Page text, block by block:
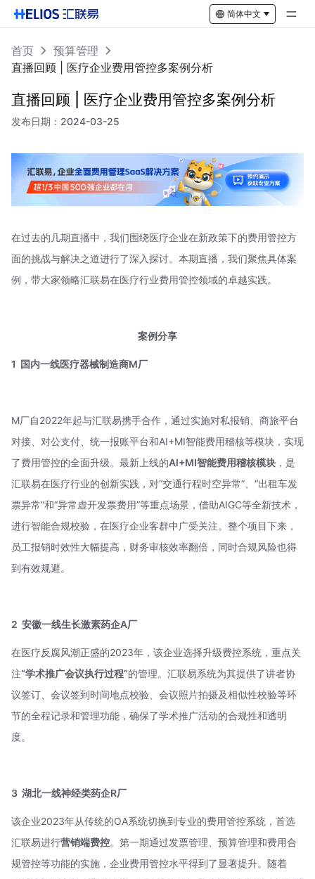
简体中文
首页
预算管理
直播回顾 | 医疗企业费用管控多案例分析
直播回顾 | 医疗企业费用管控多案例分析
发布日期： 2024-03-25
在过去的几期直播中，我们围绕医疗企业在新政策下的费用管控方
面的挑战与解决之道进行了深入探讨。本期直播，我们聚焦具体案
例，带大家领略汇联易在医疗行业费用管控领域的卓越实践。
案例分享
1 国内一线医疗器械制造商M厂
M厂自2022年起与汇联易携手合作，通过实施对私报销、商旅平台
对接、对公支付、统一报账平台和AI+MI智能费用稽核等模块，实现
了费用管控的全面升级。最新上线的AI+MI智能费用稽核模块 ，是
汇联易在医疗行业的创新实践，对“交通行程时空异常”、“出租车发
票异常”和“异常虚开发票费用”等重点场景，借助AIGC等全新技术，
进行智能合规校验，在医疗企业客群中广受关注。整个项目下来，
员工报销时效性大幅提高，财务审核效率翻倍，同时合规风险也得
到有效规避。
2 安徽一线生长激素药企A厂
在医疗反腐风潮正盛的2023年，该企业选择升级费控系统，重点关
注“学术推广会议执行过程”的管理。汇联易系统为其提供了讲者协
议签订、会议签到时间地点校验、会议照片拍摄及相似性校验等环
节的全程记录和管理功能，确保了学术推广活动的合规性和透明
度。
3 湖北一线神经类药企R厂
该企业2023年从传统的OA系统切换到专业的费用管控系统，首选
汇联易进行营销端费控。第一期通过发票管理、预算管理和费用合
规管控等功能的实施，企业费用管控水平得到了显著提升。随着